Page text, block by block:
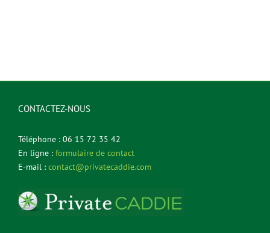
CONTACTEZ-NOUS
Téléphone : 06 15 72 35 42
En ligne : formulaire de contact
E-mail : contact@privatecaddie.com